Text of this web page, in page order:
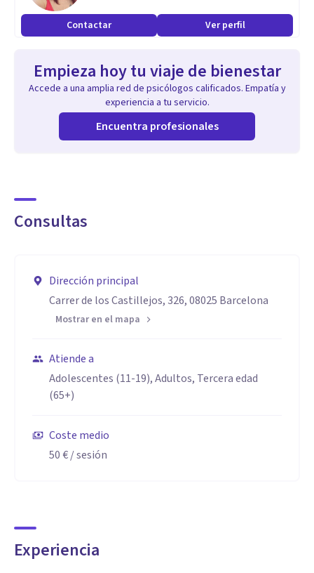
constante formación para incorporar nuevos enfoques que
abran vías creativas para luchar junto a cada paciente por la
Contactar Ver perfil
Empieza hoy tu viaje de bienestar
Accede a una amplia red de psicólogos calificados. Empatía y
experiencia a tu servicio.
Encuentra profesionales
Consultas
Dirección principal
Carrer de los Castillejos, 326, 08025 Barcelona
Mostrar en el mapa
Atiende a
Adolescentes (11-19), Adultos, Tercera edad
(65+)
Coste medio
50 €/ sesión
Experiencia